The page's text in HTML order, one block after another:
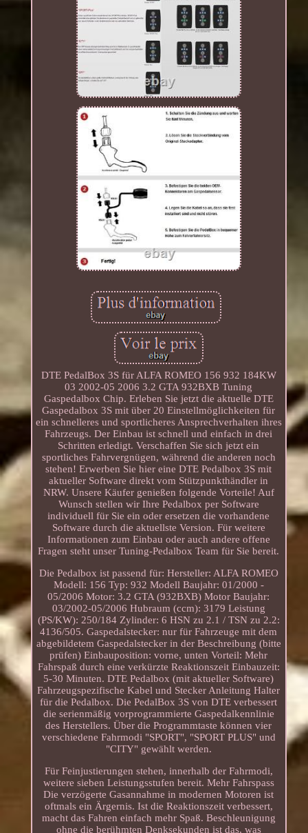
DTE PedalBox 3S für ALFA ROMEO 156 932 184KW
03 2002-05 2006 3.2 GTA 932BXB Tuning
Gaspedalbox Chip. Erleben Sie jetzt die aktuelle DTE
Gaspedalbox 3S mit über 20 Einstellmöglichkeiten für
ein schnelleres und sportlicheres Ansprechverhalten ihres
Fahrzeugs. Der Einbau ist schnell und einfach in drei
Schritten erledigt. Verschaffen Sie sich jetzt ein
sportliches Fahrvergnügen, während die anderen noch
stehen! Erwerben Sie hier eine DTE Pedalbox 3S mit
aktueller Software direkt vom Stützpunkthändler in
NRW. Unsere Käufer genießen folgende Vorteile! Auf
Wunsch stellen wir Ihre Pedalbox per Software
individuell für Sie ein oder ersetzen die vorhandene
Software durch die aktuellste Version. Für weitere
Informationen zum Einbau oder auch andere offene
Fragen steht unser Tuning-Pedalbox Team für Sie bereit.
Die Pedalbox ist passend für: Hersteller: ALFA ROMEO
Modell: 156 Typ: 932 Modell Baujahr: 01/2000 -
05/2006 Motor: 3.2 GTA (932BXB) Motor Baujahr:
03/2002-05/2006 Hubraum (ccm): 3179 Leistung
(PS/KW): 250/184 Zylinder: 6 HSN zu 2.1 / TSN zu 2.2:
4136/505. Gaspedalstecker: nur für Fahrzeuge mit dem
abgebildetem Gaspedalstecker in der Beschreibung (bitte
prüfen) Einbauposition: vorne, unten Vorteil: Mehr
Fahrspaß durch eine verkürzte Reaktionszeit Einbauzeit:
5-30 Minuten. DTE Pedalbox (mit aktueller Software)
Fahrzeugspezifische Kabel und Stecker Anleitung Halter
für die Pedalbox. Die PedalBox 3S von DTE verbessert
die serienmäßig vorprogrammierte Gaspedalkennlinie
des Herstellers. Über die Programmtaste können vier
verschiedene Fahrmodi "SPORT", "SPORT PLUS" und
"CITY" gewählt werden.
Für Feinjustierungen stehen, innerhalb der Fahrmodi,
weitere sieben Leistungsstufen bereit. Mehr Fahrspass
Die verzögerte Gasannahme in modernen Motoren ist
oftmals ein Ärgernis. Ist die Reaktionszeit verbessert,
macht das Fahren einfach mehr Spaß. Beschleunigung
ohne die berühmten Denksekunden ist das, was